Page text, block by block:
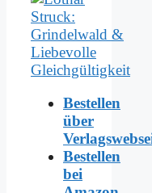
Bestellen
über
Bestellen
bei